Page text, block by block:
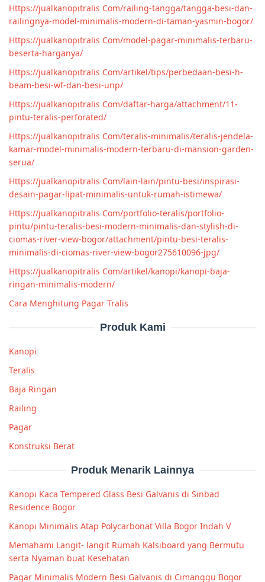
Https://jualkanopitralis Com/railing-tangga/tangga-besi-dan-
railingnya-model-minimalis-modern-di-taman-yasmin-bogor/
Https://jualkanopitralis Com/model-pagar-minimalis-terbaru-
beserta-harganya/
Https://jualkanopitralis Com/artikel/tips/perbedaan-besi-h-
beam-besi-wf-dan-besi-unp/
Https://jualkanopitralis Com/daftar-harga/attachment/11-
pintu-teralis-perforated/
Https://jualkanopitralis Com/teralis-minimalis/teralis-jendela-
kamar-model-minimalis-modern-terbaru-di-mansion-garden-
serua/
Https://jualkanopitralis Com/lain-lain/pintu-besi/inspirasi-
desain-pagar-lipat-minimalis-untuk-rumah-istimewa/
Https://jualkanopitralis Com/portfolio-teralis/portfolio-
pintu/pintu-teralis-besi-modern-minimalis-dan-stylish-di-
ciomas-river-view-bogor/attachment/pintu-besi-teralis-
minimalis-di-ciomas-river-view-bogor275610096-jpg/
Https://jualkanopitralis Com/artikel/kanopi/kanopi-baja-
ringan-minimalis-modern/
Cara Menghitung Pagar Tralis
Produk Kami
Kanopi
Teralis
Baja Ringan
Railing
Pagar
Konstruksi Berat
Produk Menarik Lainnya
Kanopi Kaca Tempered Glass Besi Galvanis di Sinbad
Residence Bogor
Kanopi Minimalis Atap Polycarbonat Villa Bogor Indah V
Memahami Langit- langit Rumah Kalsiboard yang Bermutu
serta Nyaman buat Kesehatan
Pagar Minimalis Modern Besi Galvanis di Cimanggu Bogor